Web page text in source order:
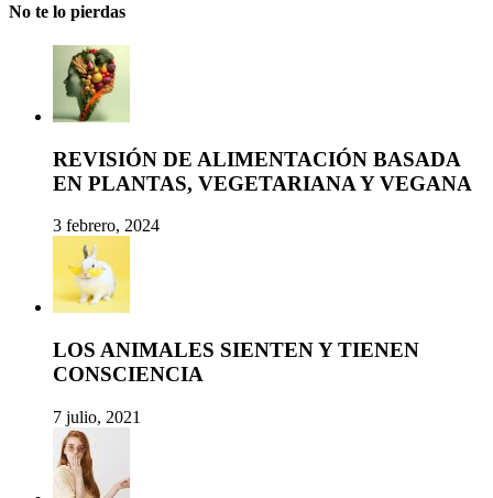
No te lo pierdas
REVISIÓN DE ALIMENTACIÓN BASADA
EN PLANTAS, VEGETARIANA Y VEGANA
3 febrero, 2024
LOS ANIMALES SIENTEN Y TIENEN
CONSCIENCIA
7 julio, 2021